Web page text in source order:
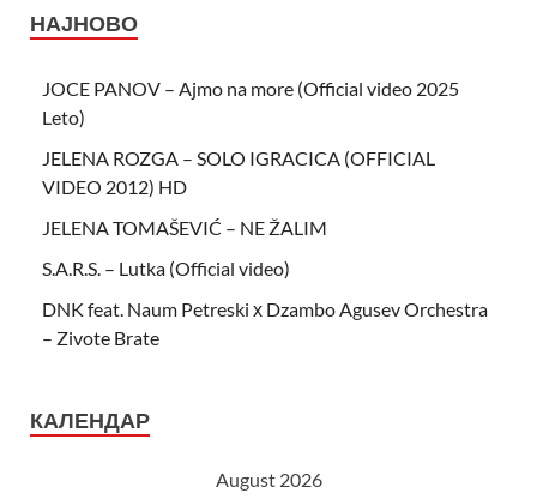
НАЈНОВО
JOCE PANOV – Ajmo na more (Official video 2025
Leto)
JELENA ROZGA – SOLO IGRACICA (OFFICIAL
VIDEO 2012) HD
JELENA TOMAŠEVIĆ – NE ŽALIM
S.A.R.S. – Lutka (Official video)
DNK feat. Naum Petreski х Dzambo Agusev Orchestra
– Zivote Brate
КАЛЕНДАР
August 2026